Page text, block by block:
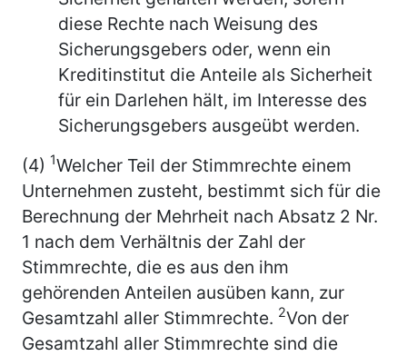
diese Rechte nach Weisung des
Sicherungsgebers oder, wenn ein
Kreditinstitut die Anteile als Sicherheit
für ein Darlehen hält, im Interesse des
Sicherungsgebers ausgeübt werden.
(4) 1Welcher Teil der Stimmrechte einem
Unternehmen zusteht, bestimmt sich für die
Berechnung der Mehrheit nach Absatz 2 Nr.
1 nach dem Verhältnis der Zahl der
Stimmrechte, die es aus den ihm
gehörenden Anteilen ausüben kann, zur
Gesamtzahl aller Stimmrechte. 2Von der
Gesamtzahl aller Stimmrechte sind die